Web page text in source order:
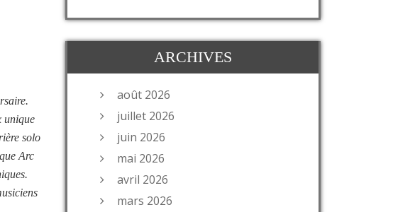
unique
solo
Arc
ARCHIVES
août 2026
juillet 2026
juin 2026
mai 2026
avril 2026
mars 2026